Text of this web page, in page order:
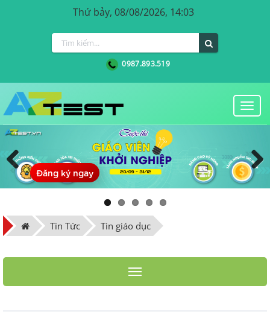
Thứ bảy, 08/08/2026, 14:03
0987.893.519
Đăng ký ngay
Previous Next
Tin Tức Tin giáo dục
Toggle navigation